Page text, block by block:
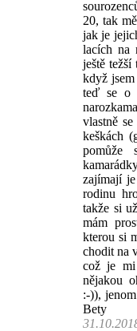
20, tak
jak je
lacích na
ještě
když
teď se o
vlastně
keškách
pomůže
zajímají
rodinu
takže si
mám
kterou si
chodit na
což je mi
nějakou
:-)),
Bety